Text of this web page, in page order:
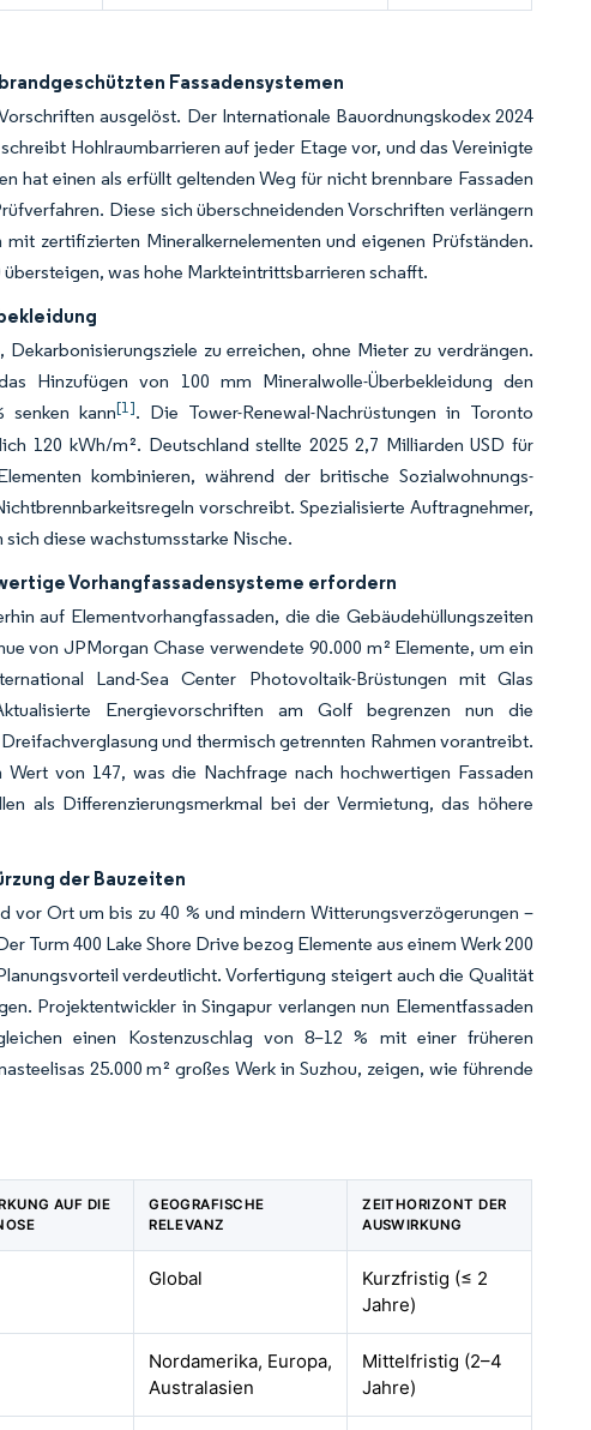
Fassadensystemen
ausgelöst. Der Internationale Bauordnungskodex 2024
Hohlraumbarrieren auf jeder Etage vor, und das Vereinigte
hat einen als erfüllt geltenden Weg für nicht brennbare Fassaden
Diese sich überschneidenden Vorschriften verlängern
zertifizierten Mineralkernelementen und eigenen Prüfständen.
was hohe Markteintrittsbarrieren schafft.
zu erreichen, ohne Mieter zu verdrängen.
Hinzufügen von 100 mm Mineralwolle-Überbekleidung den
senken kann[1]. Die Tower-Renewal-Nachrüstungen in Toronto
120 kWh/m². Deutschland stellte 2025 2,7 Milliarden USD für
kombinieren, während der britische Sozialwohnungs-
vorschreibt. Spezialisierte Auftragnehmer,
diese wachstumsstarke Nische.
Vorhangfassadensysteme erfordern
auf Elementvorhangfassaden, die die Gebäudehüllungszeiten
von JPMorgan Chase verwendete 90.000 m² Elemente, um ein
Land-Sea Center Photovoltaik-Brüstungen mit Glas
Energievorschriften am Golf begrenzen nun die
und thermisch getrennten Rahmen vorantreibt.
von 147, was die Nachfrage nach hochwertigen Fassaden
als Differenzierungsmerkmal bei der Vermietung, das höhere
der Bauzeiten
vor Ort um bis zu 40 % und mindern Witterungsverzögerungen –
Turm 400 Lake Shore Drive bezog Elemente aus einem Werk 200
verdeutlicht. Vorfertigung steigert auch die Qualität
Projektentwickler in Singapur verlangen nun Elementfassaden
einen Kostenzuschlag von 8–12 % mit einer früheren
25.000 m² großes Werk in Suzhou, zeigen, wie führende
AUF DIE
GEOGRAFISCHE
RELEVANZ
ZEITHORIZONT DER
AUSWIRKUNG
Global
Kurzfristig (≤ 2
Jahre)
Nordamerika, Europa,
Australasien
Mittelfristig (2–4
Jahre)